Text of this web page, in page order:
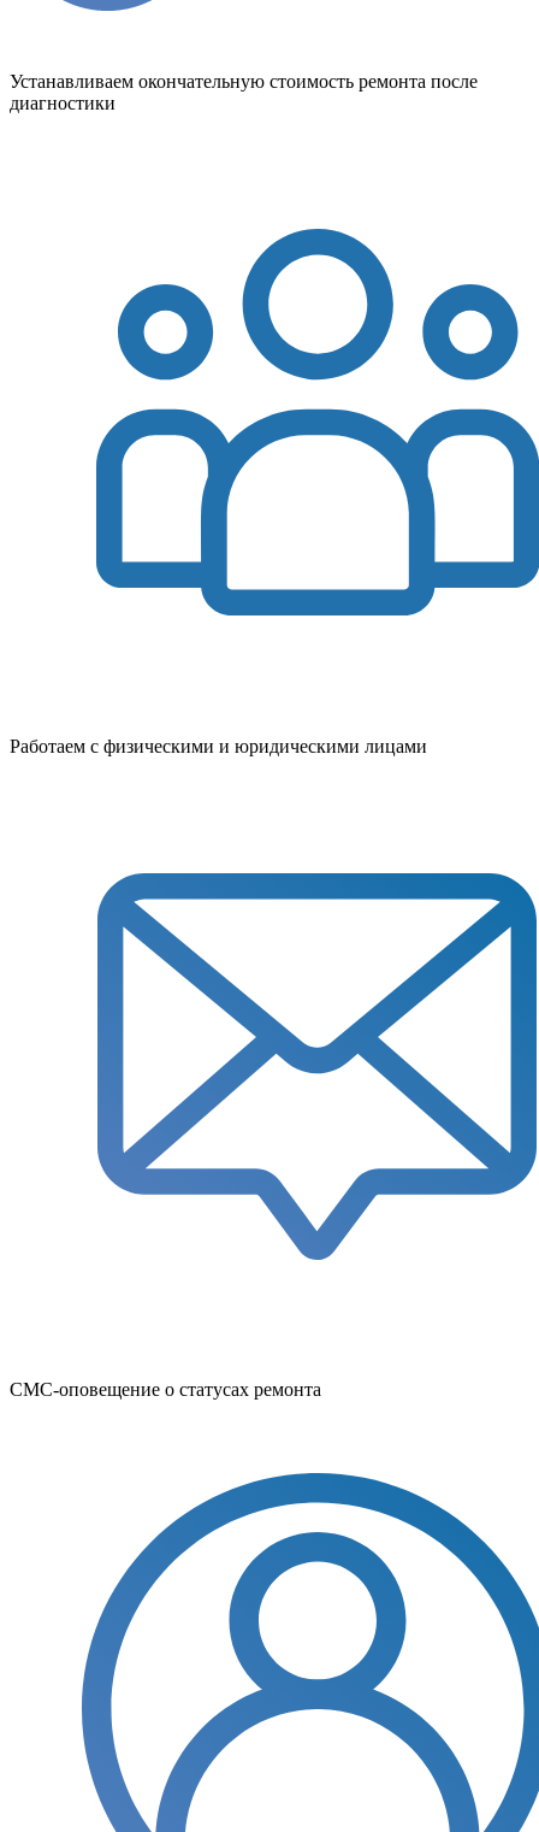
Устанавливаем окончательную стоимость ремонта после
диагностики
Работаем с физическими и юридическими лицами
СМС-оповещение о статусах ремонта